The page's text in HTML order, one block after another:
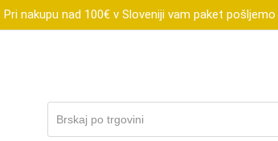
Pri nakupu nad 100€ v Sloveniji vam paket pošljemo